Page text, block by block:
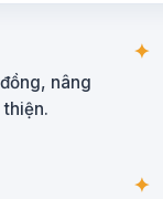
nâng